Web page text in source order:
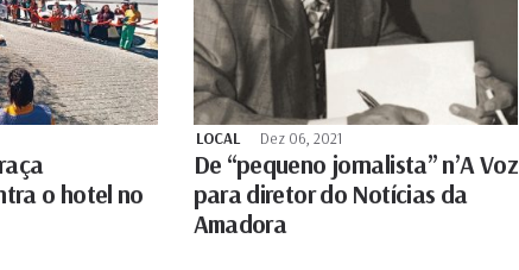
o hotel no
LOCAL Dez 06, 2021
De “pequeno jornalista” n’A Voz
para diretor do Notícias da
Amadora